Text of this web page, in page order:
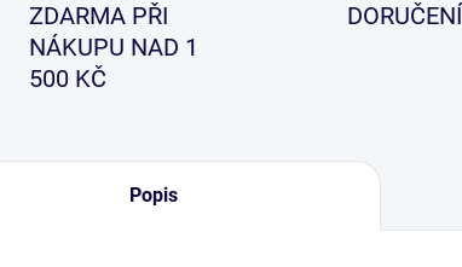
ZDARMA PŘI
NÁKUPU NAD 1
500 KČ
DORUČENÍ
Popis